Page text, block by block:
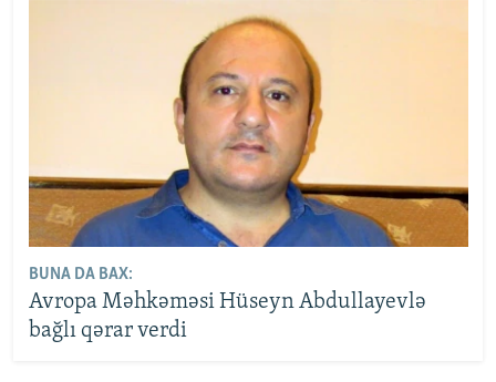
BUNA DA BAX:
Avropa Məhkəməsi Hüseyn Abdullayevlə
bağlı qərar verdi